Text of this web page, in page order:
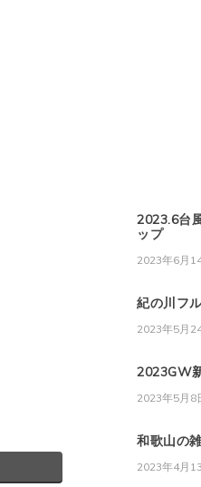
2023.6台
ップ
2023年6月
紀の川フ
2023年5月
2023GW
2023年5月8
和歌山の
2023年4月